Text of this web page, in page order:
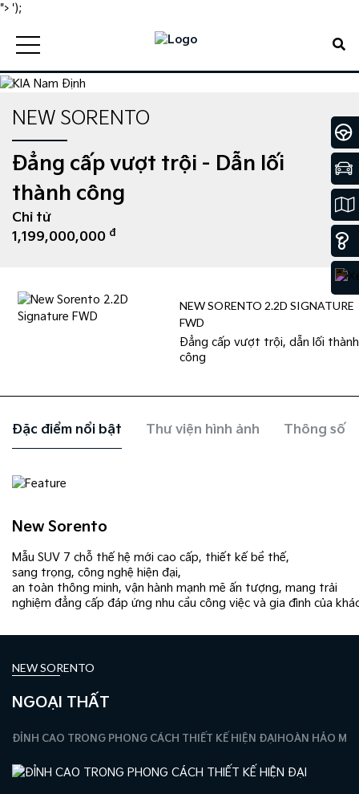
"> ');
NEW SORENTO
Đẳng cấp vượt trội - Dẫn lối
thành công
Chỉ từ
1,199,000,000 đ
NEW SORENTO 2.2D SIGNATURE
FWD
Đẳng cấp vượt trội, dẫn lối thành
công
Đặc điểm nổi bật Thư viện hình ảnh Thông số
New Sorento
Mẫu SUV 7 chỗ thế hệ mới cao cấp, thiết kế bề thế,
sang trọng, công nghệ hiện đại,
an toàn thông minh, vận hành mạnh mẽ ấn tượng, mang trải
nghiệm đẳng cấp đáp ứng nhu cầu công việc và gia đình của
NEW SORENTO
NGOẠI THẤT
ĐỈNH CAO TRONG PHONG CÁCH THIẾT KẾ HIỆN ĐẠI HOÀN HẢO